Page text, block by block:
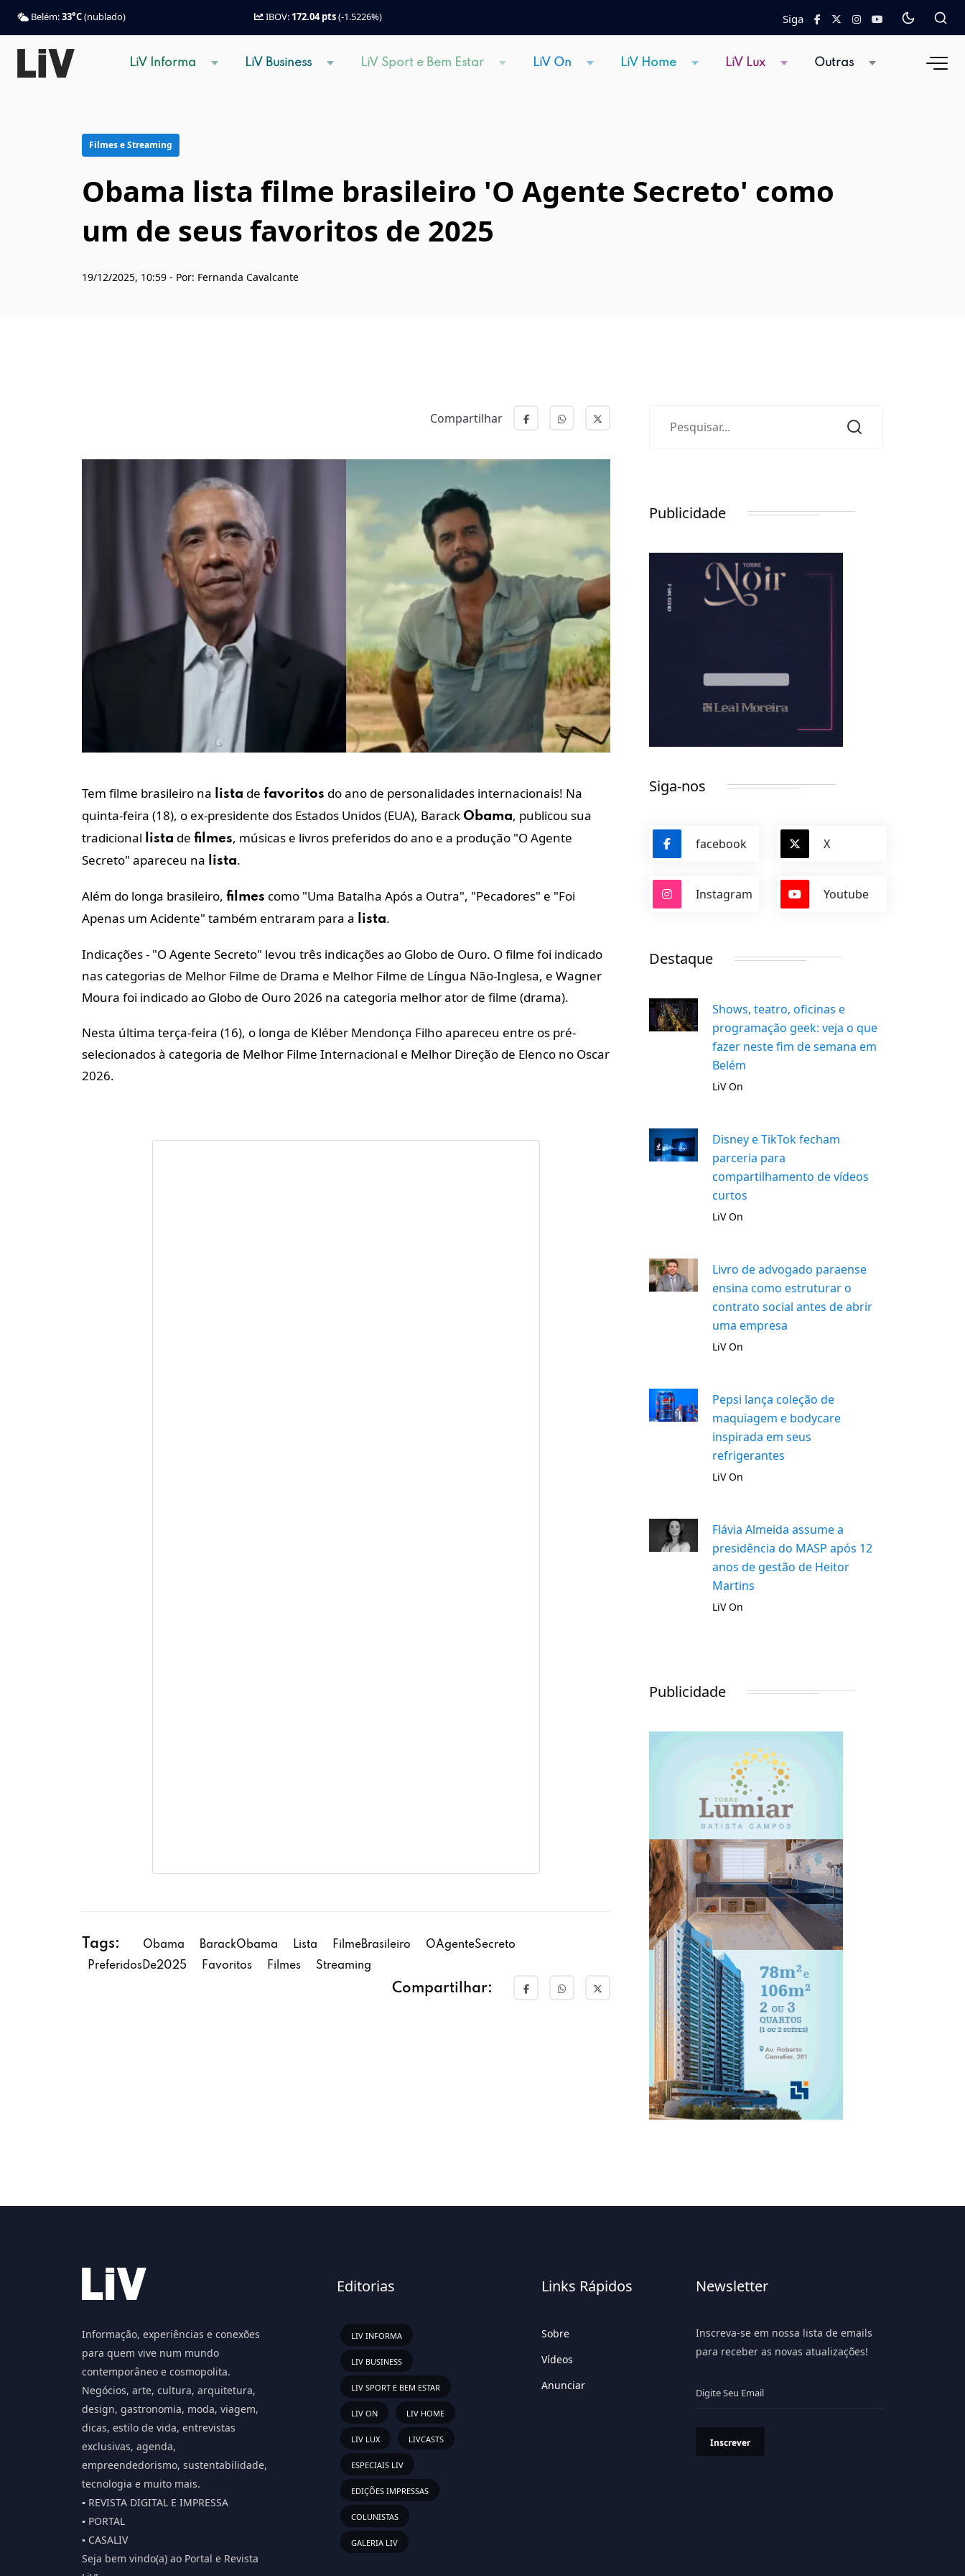
Belém:33°C(nublado) IBOV: 172.04 pts(-1.5226%) Siga
LiV Informa LiV Business LiV Sport e Bem Estar LiV On LiV Home LiV Lux Outras
Filmes e Streaming
Obama lista filme brasileiro 'O Agente Secreto' como
um de seus favoritos de 2025
19/12/2025, 10:59 - Por: Fernanda Cavalcante
Compartilhar
Tem filme brasileiro na lista de favoritos do ano de personalidades internacionais! Na
quinta-feira (18), o ex-presidente dos Estados Unidos (EUA), Barack Obama, publicou sua
tradicional
lista de filmes, músicas e livros preferidos do ano e a produção "O Agente
Secreto" apareceu na
lista.
Além do longa brasileiro, filmes como "Uma Batalha Após a Outra", "Pecadores" e "Foi
Apenas um Acidente" também entraram para a
lista.
Indicações - "O Agente Secreto" levou três indicações ao Globo de Ouro. O filme foi indicado
nas categorias de Melhor Filme de Drama e Melhor Filme de Língua Não-Inglesa, e Wagner
Moura foi indicado ao Globo de Ouro 2026 na categoria melhor ator de filme (drama).
Nesta última terça-feira (16), o longa de Kléber Mendonça Filho apareceu entre os pré-
selecionados à categoria de Melhor Filme Internacional e Melhor Direção de Elenco no Oscar
2026.
Tags: Obama BarackObama Lista FilmeBrasileiro
OAgenteSecreto
PreferidosDe2025
Favoritos Filmes Streaming
Compartilhar:
Publicidade
Siga-nos
facebook X
Instagram Youtube
Destaque
Shows, teatro, oficinas e
programação geek: veja o que
fazer neste fim de semana em
Belém
LiV On
Disney e TikTok fecham
parceria para
compartilhamento de vídeos
curtos
LiV On
Livro de advogado paraense
ensina como estruturar o
contrato social antes de abrir
uma empresa
LiV On
Pepsi lança coleção de
maquiagem e bodycare
inspirada em seus
refrigerantes
LiV On
Flávia Almeida assume a
presidência do MASP após 12
anos de gestão de Heitor
Martins
LiV On
Publicidade
Informação, experiências e conexões
para quem vive num mundo
contemporâneo e cosmopolita.
Negócios, arte, cultura, arquitetura,
design, gastronomia, moda, viagem,
dicas, estilo de vida, entrevistas
exclusivas, agenda,
empreendedorismo, sustentabilidade,
tecnologia e muito mais.
▪️ REVISTA DIGITAL E IMPRESSA
▪️ PORTAL
▪️ CASALIV
Seja bem vindo(a) ao Portal e Revista
Editorias
LIV INFORMA
LIV BUSINESS
LIV SPORT E BEM ESTAR
LIV ON LIV HOME
LIV LUX LIVCASTS
ESPECIAIS LIV
EDIÇÕES IMPRESSAS
COLUNISTAS
GALERIA LIV
Links Rápidos
Sobre
Vídeos
Anunciar
Newsletter
Inscreva-se em nossa lista de emails
para receber as novas atualizações!
Inscrever